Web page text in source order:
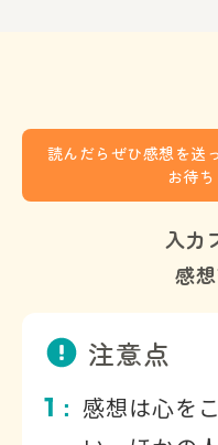
読んだらぜひ感想を送
お待
入力
感
注意点
1 ： 感想は心を